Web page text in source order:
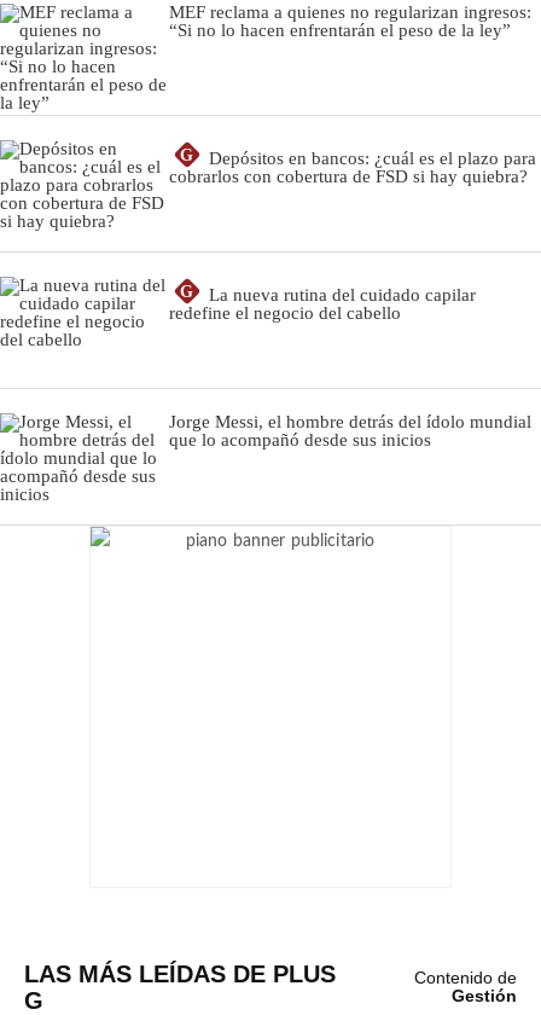
MEF reclama a quienes no regularizan ingresos:
“Si no lo hacen enfrentarán el peso de la ley”
G
Depósitos en bancos: ¿cuál es el plazo para
cobrarlos con cobertura de FSD si hay quiebra?
G
La nueva rutina del cuidado capilar
redefine el negocio del cabello
Jorge Messi, el hombre detrás del ídolo mundial
que lo acompañó desde sus inicios
LAS MÁS LEÍDAS DE PLUS
G
Contenido de
Gestión